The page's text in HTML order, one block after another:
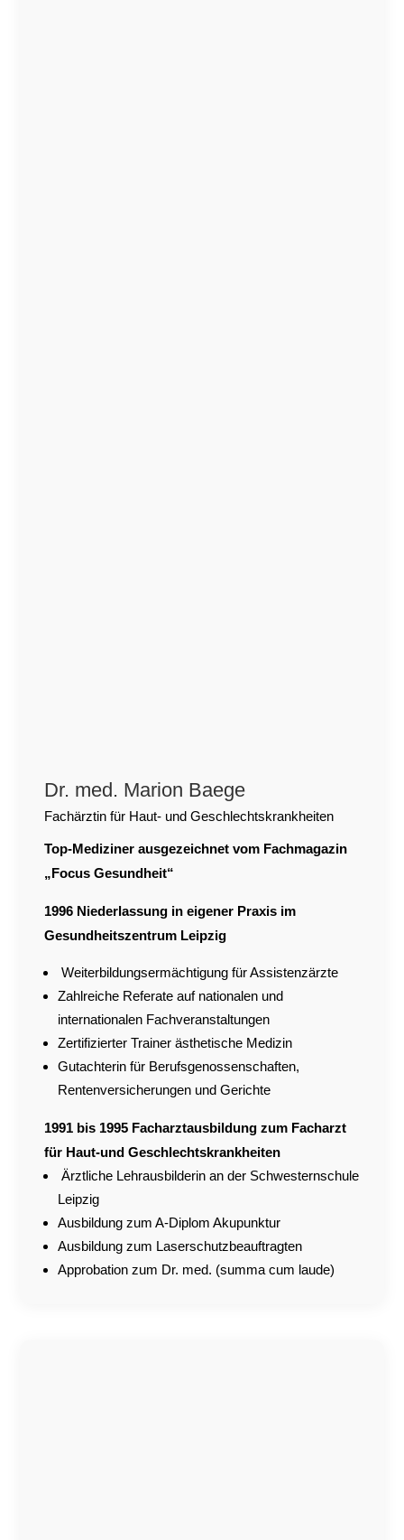
Dr. med. Marion Baege
Fachärztin für Haut- und Geschlechtskrankheiten
Top-Mediziner ausgezeichnet vom Fachmagazin
„Focus Gesundheit“
1996 Niederlassung in eigener Praxis im
Gesundheitszentrum Leipzig
Weiterbildungsermächtigung für Assistenzärzte
Zahlreiche Referate auf nationalen und
internationalen Fachveranstaltungen
Zertifizierter Trainer ästhetische Medizin
Gutachterin für Berufsgenossenschaften,
Rentenversicherungen und Gerichte
1991 bis 1995 Facharztausbildung zum Facharzt
für Haut-und Geschlechtskrankheiten
Ärztliche Lehrausbilderin an der Schwesternschule
Leipzig
Ausbildung zum A-Diplom Akupunktur
Ausbildung zum Laserschutzbeauftragten
Approbation zum Dr. med. (summa cum laude)